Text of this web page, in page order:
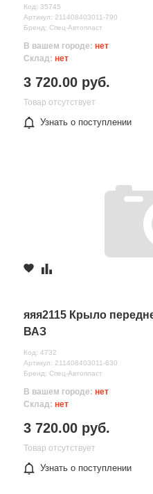
Код: 35745
Артикул: 211408403011-790
Бренд: Спец-Автопласт
В вашем городе: нет
Склад: нет
3 720.00 руб.
Товар отсутствует
Узнать о поступлении
яяя2115 Крыло
ВАЗ
Код: 4732
Артикул: 211408403011-630
Бренд: Спец-Автопласт
В вашем городе: нет
Склад: нет
3 720.00 руб.
Товар отсутствует
Узнать о поступлении